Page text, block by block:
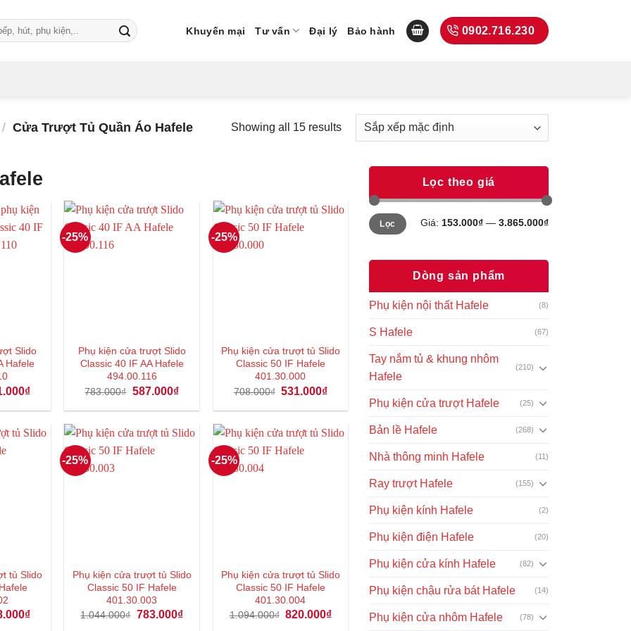
Khuyến mại Tư vấn Đại lý Bảo hành 0902.716.230
/ Cửa Trượt Tủ Quần Áo Hafele Showing all 15 results
Slido
Hafele
₫Giá
tại
381.000₫.
-25%
Phụ kiện cửa trượt Slido
Classic 40 IF AA Hafele
494.00.116
783.000₫ Giá
là:
587.000₫Giá
tại
587.000₫.
-25%
Phụ kiện cửa trượt tủ Slido
Classic 50 IF Hafele
401.30.000
708.000₫ Giá
là:
531.000₫Giá
tại
531.000₫.
tủ Slido
₫Giá
-25%
Phụ kiện cửa trượt tủ Slido
Classic 50 IF Hafele
401.30.003
1.044.000₫ Giá
783.000₫Giá
-25%
Phụ kiện cửa trượt tủ Slido
Classic 50 IF Hafele
401.30.004
1.094.000₫ Giá
820.000₫Giá
Lọc theo giá
Giá
tối
thiểu
Giá
tối
đa
Lọc Giá: 153.000₫ — 3.865.000₫
Dòng sản phẩm
Phụ kiện nội thất Hafele (8)
S Hafele (67)
Tay nắm tủ & khung nhôm
Hafele
(210)
Phụ kiện cửa trượt Hafele (25)
Bản lề Hafele (268)
Nhà thông minh Hafele (11)
Ray trượt Hafele (155)
Phụ kiện kính Hafele (2)
Phụ kiện điện Hafele (20)
Phụ kiện cửa kính Hafele (82)
Phụ kiện chậu rửa bát Hafele (14)
Phụ kiện cửa nhôm Hafele (78)